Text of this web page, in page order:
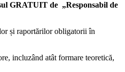
GRATUIT de „Responsabil de
și raportărilor obligatorii în
incluzând atât formare teoretică,